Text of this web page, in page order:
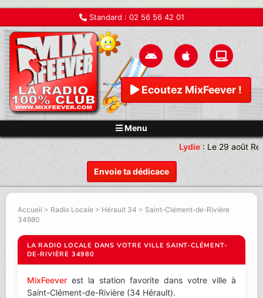
Standard : 02 56 56 42 01
Ecoutez MixFeever !
Menu
Envoie ta dédicace
Lydie:Le 29 août
Accueil > Radio Locale > Hérault 34 > Saint-Clément-de-Rivière
34980
LA RADIO LOCALE DANS VOTRE VILLE SAINT-CLÉMENT-
DE-RIVIÈRE 34980
MixFeever est la station favorite dans votre ville à
Saint-Clément-de-Rivière (34 Hérault).